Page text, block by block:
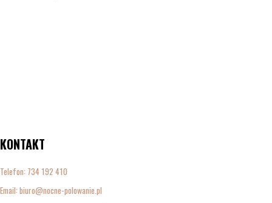
KONTAKT
Telefon: 734 192 410
Email: biuro@nocne-polowanie.pl